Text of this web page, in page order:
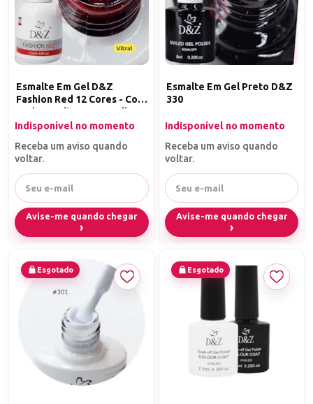
Esmalte Em Gel D&Z
Fashion Red 12 Cores - Cor:
Red 11 - Glitter Vermelho
Indisponível no momento
Receba um aviso quando
voltar.
Avise-me quando chegar
Esmalte Em Gel Preto D&Z
330
Indisponível no momento
Receba um aviso quando
voltar.
Avise-me quando chegar
Esgotado Esgotado